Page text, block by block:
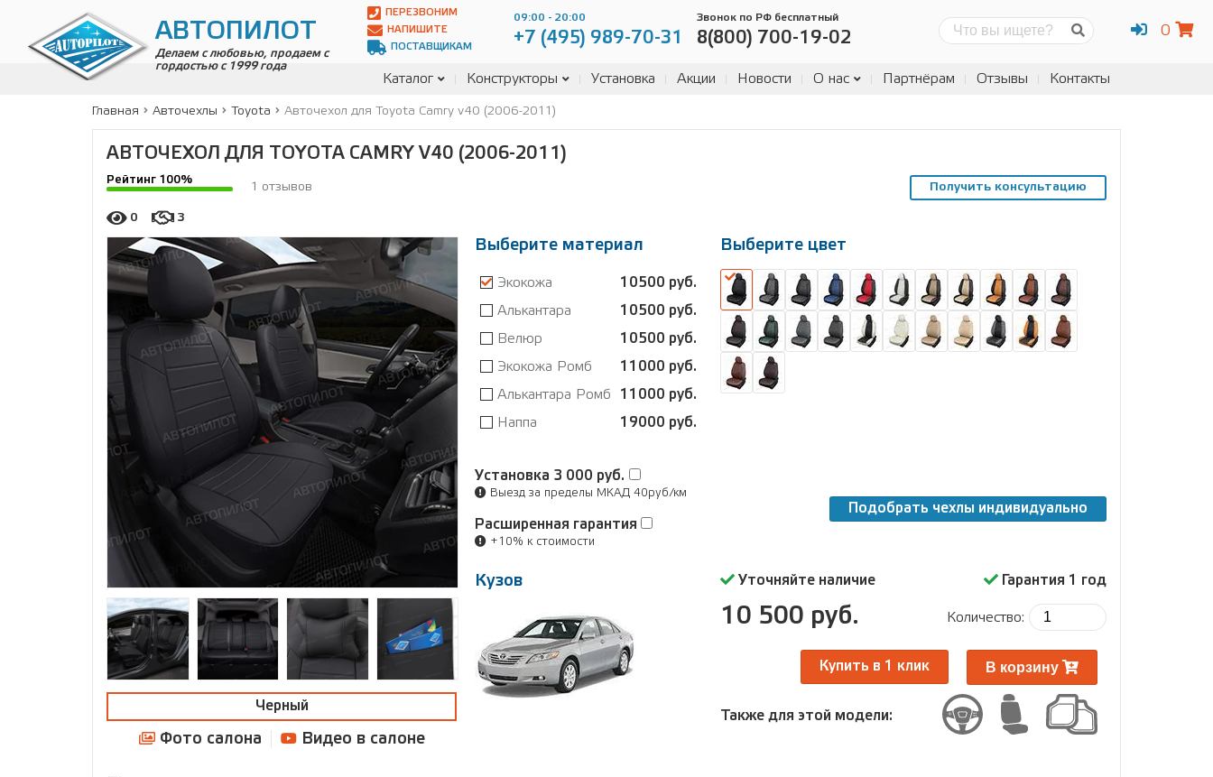
АВТОПИЛОТ
Делаем с любовью, продаем с
гордостью с 1999 года
ПЕРЕЗВОНИМ
НАПИШИТЕ
ПОСТАВЩИКАМ
09:00 - 20:00
+7 (495) 989-70-31
Звонок по РФ бесплатный
8(800) 700-19-02 0
Каталог Конструкторы Установка Акции Новости О нас Партнёрам Отзывы Контакты
Главная Авточехлы Toyota Авточехол для Toyota Camry v40 (2006-2011)
АВТОЧЕХОЛ ДЛЯ TOYOTA CAMRY V40 (2006-2011)
Рейтинг 100%
1 отзывов Получить консультацию
0 3
Черный
Фото салона Видео в салоне
Выберите материал
Экокожа 10500 руб.
Алькантара 10500 руб.
Велюр 10500 руб.
Экокожа Ромб 11000 руб.
Алькантара Ромб 11000 руб.
Наппа 19000 руб.
Выберите цвет
Подобрать чехлы индивидуально
Установка 3 000 руб.
Выезд за пределы МКАД 40руб/км
Расширенная гарантия
+10% к стоимости
Кузов Уточняйте наличие Гарантия 1 год
10 500 руб. Количество:
Купить в 1 клик В корзину
Также для этой модели:
Адрес:
Чагинская